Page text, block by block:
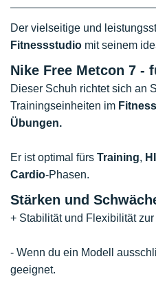
Der vielseitige und
Fitnessstudio mit seinem
Nike Free Metcon 7 -
Dieser Schuh richtet sich an
Trainingseinheiten im
Übungen.
Er ist optimal fürs Training,
Cardio-Phasen.
Stärken und
+ Stabilität und Flexibilität
- Wenn du ein Modell
geeignet.